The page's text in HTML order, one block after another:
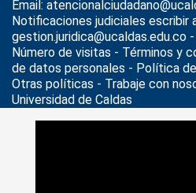
Noticias>Actualidad>
Email:
Notificaciones judiciales escribir
gestion.juridica@ucaldas.edu.co -
Número de visitas - Términos y
de datos personales - Política
Otras políticas - Trabaje con
Universidad de Caldas